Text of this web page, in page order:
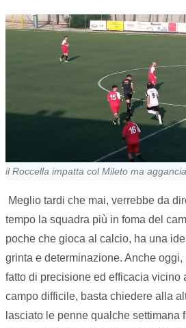
il Roccella impatta col Mileto ma
Meglio tardi che mai, verrebbe da
tempo la squadra più in foma del
poche che gioca al calcio, ha una
grinta e determinazione. Anche
fatto di precisione ed efficacia vicino
campo difficile, basta chiedere alla
lasciato le penne qualche settimana